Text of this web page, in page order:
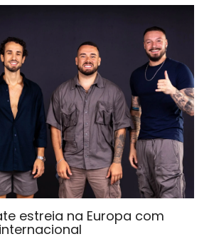
estreia na Europa com